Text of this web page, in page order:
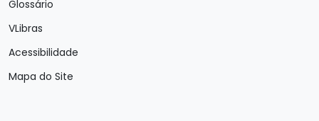
Glossário
VLibras
Acessibilidade
Mapa do Site